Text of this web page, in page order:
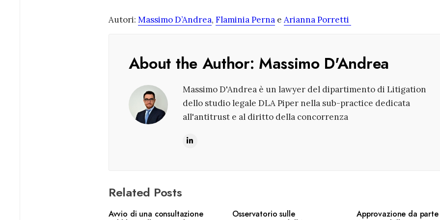
Autori: Massimo D’Andrea, Flaminia Pernae Arianna Porretti
About the Author: Massimo D'Andrea
Massimo D'Andrea è un lawyer del dipartimento di Litigation
dello studio legale DLA Piper nella sub-practice dedicata
all'antitrust e al diritto della concorrenza
Related Posts
Avvio di una consultazione
Osservatorio sulle
Approvazione da